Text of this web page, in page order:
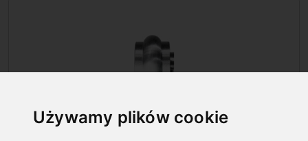
Używamy plików cookie